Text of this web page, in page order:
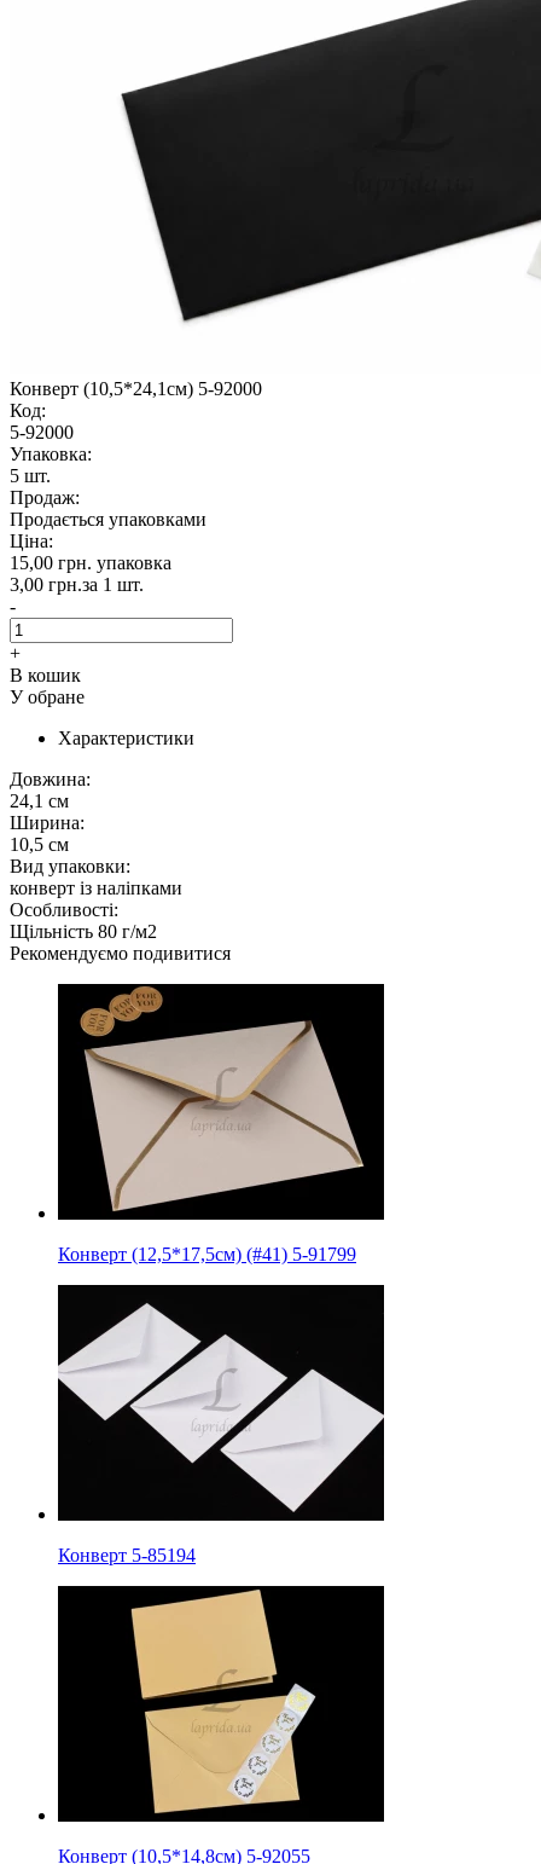
Конверт (10,5*24,1см) 5-92000
Код:
5-92000
Упаковка:
5 шт.
Продаж:
Продається упаковками
Ціна:
15,00 грн. упаковка
3,00 грн.за 1 шт.
-
+
В кошик
У обране
Характеристики
Довжина:
24,1 см
Ширина:
10,5 см
Вид упаковки:
конверт із наліпками
Особливості:
Щільність 80 г/м2
Рекомендуємо подивитися
Конверт (12,5*17,5см) (#41) 5-91799
Конверт 5-85194
Конверт (10,5*14,8см) 5-92055